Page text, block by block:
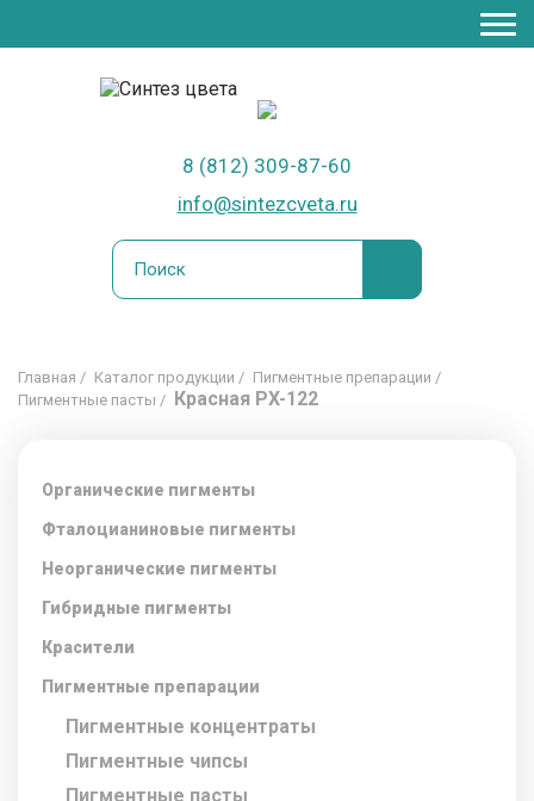
8 (812) 309-87-60
info@sintezcveta.ru
Главная Каталог продукции
Пигментные препарации
Пигментные пасты
Красная PX-122
Органические пигменты
Фталоцианиновые пигменты
Неорганические пигменты
Гибридные пигменты
Красители
Пигментные препарации
Пигментные концентраты
Пигментные чипсы
Пигментные пасты